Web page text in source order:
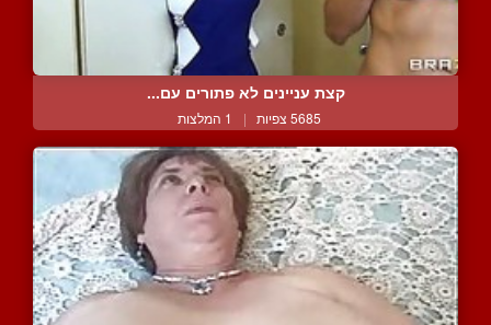
קצת עניינים לא פתורים עם...
5685 צפיות | 1 המלצות